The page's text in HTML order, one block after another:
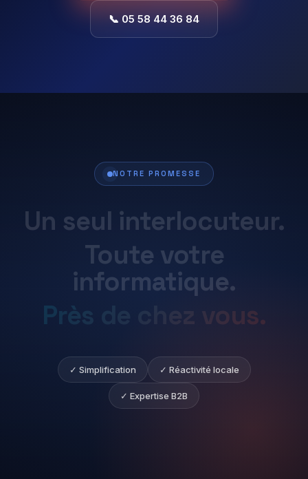
📞 05 58 44 36 84
NOTRE PROMESSE
Un seul interlocuteur.
Toute votre
informatique.
Près
chez vous.
✓ Simplification ✓ Réactivité locale
✓ Expertise B2B